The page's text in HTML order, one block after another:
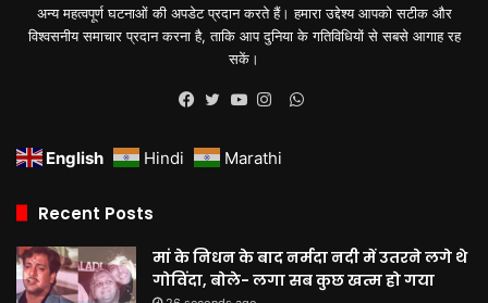
अन्य महत्वपूर्ण घटनाओं की अपडेट प्रदान करते हैं। हमारा उद्देश्य आपको सटीक और
विश्वसनीय समाचार प्रदान करना है, ताकि आप दुनिया के गतिविधियों से सबसे आगाह रह
सकें।
WhatsApp
English Hindi Marathi
Recent Posts
मां के निधन के बाद नर्मदा नदी में उतरने लगे थे
गोविंदा, बोले- लगा सब कुछ खत्म हो गया